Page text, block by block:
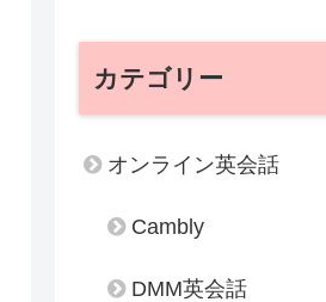
カテゴリー
オンライン英会話
Cambly
DMM英会話